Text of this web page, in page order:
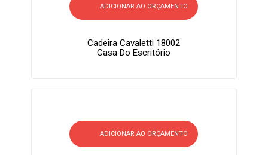
ADICIONAR AO ORÇAMENTO
Cadeira Cavaletti 18002
Casa Do Escritório
ADICIONAR AO ORÇAMENTO